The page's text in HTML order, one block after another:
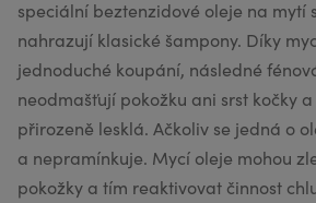
speciální beztenzidové oleje na mytí
nahrazují klasické šampony. Díky
jednoduché koupání, následné
neodmašťují pokožku ani srst kočky
přirozeně lesklá. Ačkoliv se jedná o
a nepramínkuje. Mycí oleje mohou
pokožky a tím reaktivovat činnost